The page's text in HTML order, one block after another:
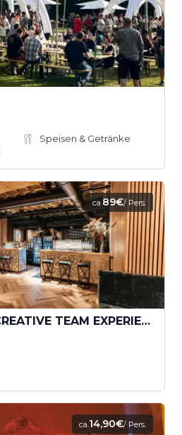
Speisen & Getränke
ca.89€/ Pers.
“ART x BEATS” – CREATIVE TEAM EXPERIENCE
ca.14,90€/ Pers.